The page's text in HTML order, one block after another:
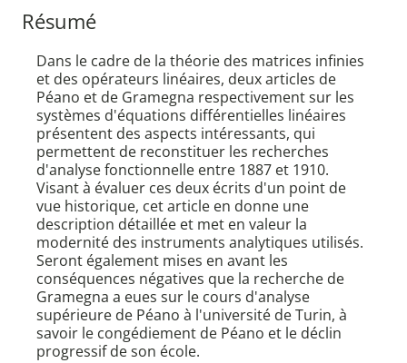
Résumé
Dans le cadre de la théorie des matrices infinies
et des opérateurs linéaires, deux articles de
Péano et de Gramegna respectivement sur les
systèmes d'équations différentielles linéaires
présentent des aspects intéressants, qui
permettent de reconstituer les recherches
d'analyse fonctionnelle entre 1887 et 1910.
Visant à évaluer ces deux écrits d'un point de
vue historique, cet article en donne une
description détaillée et met en valeur la
modernité des instruments analytiques utilisés.
Seront également mises en avant les
conséquences négatives que la recherche de
Gramegna a eues sur le cours d'analyse
supérieure de Péano à l'université de Turin, à
savoir le congédiement de Péano et le déclin
progressif de son école.